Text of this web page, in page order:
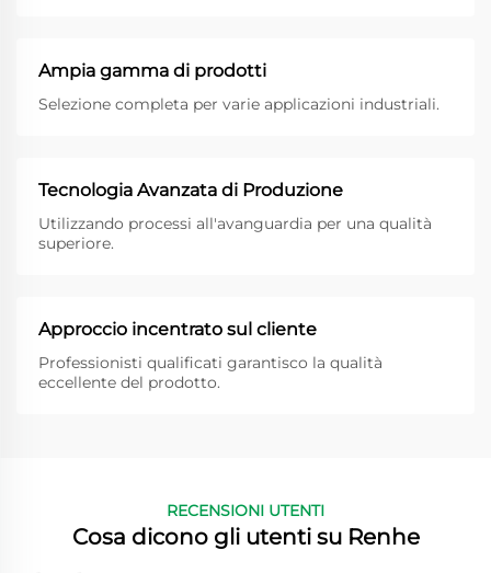
Ampia gamma di prodotti
Selezione completa per varie applicazioni industriali.
Tecnologia Avanzata di Produzione
Utilizzando processi all'avanguardia per una qualità
superiore.
Approccio incentrato sul cliente
Professionisti qualificati garantisco la qualità
eccellente del prodotto.
RECENSIONI UTENTI
Cosa dicono gli utenti su Renhe